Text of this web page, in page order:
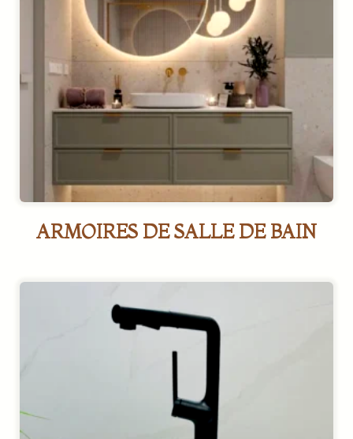
ARMOIRES DE SALLE DE BAIN